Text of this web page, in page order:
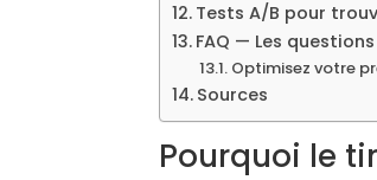
Tests A/B pour
FAQ — Les
Optimisez votre
Sources
Pourquoi le